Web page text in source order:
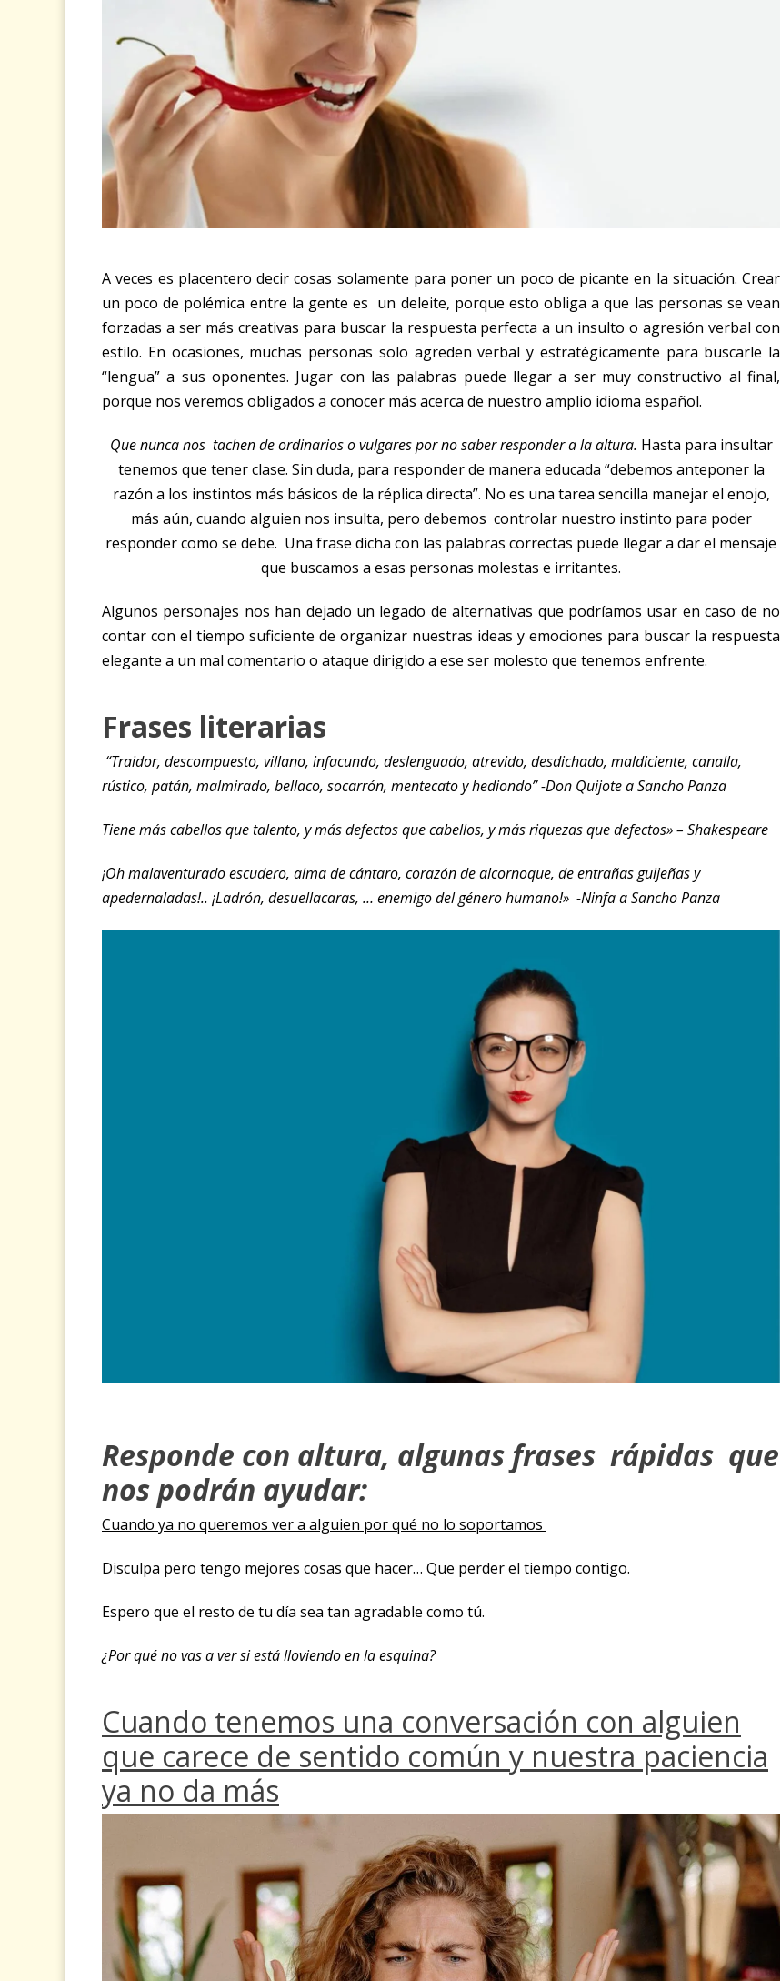
A veces es placentero decir cosas solamente para poner un poco de picante en la situación. Crear
un poco de polémica entre la gente es un deleite, porque esto obliga a que las personas se vean
forzadas a ser más creativas para buscar la respuesta perfecta a un insulto o agresión verbal con
estilo. En ocasiones, muchas personas solo agreden verbal y estratégicamente para buscarle la
“lengua” a sus oponentes. Jugar con las palabras puede llegar a ser muy constructivo al final,
porque nos veremos obligados a conocer más acerca de nuestro amplio idioma español.
Que nunca nos tachen de ordinarios o vulgares por no saber responder a la altura. Hasta para insultar
tenemos que tener clase. Sin duda, para responder de manera educada “debemos anteponer la
razón a los instintos más básicos de la réplica directa”. No es una tarea sencilla manejar el enojo,
más aún, cuando alguien nos insulta, pero debemos controlar nuestro instinto para poder
responder como se debe. Una frase dicha con las palabras correctas puede llegar a dar el mensaje
que buscamos a esas personas molestas e irritantes.
Algunos personajes nos han dejado un legado de alternativas que podríamos usar en caso de no
contar con el tiempo suficiente de organizar nuestras ideas y emociones para buscar la respuesta
elegante a un mal comentario o ataque dirigido a ese ser molesto que tenemos enfrente.
Frases literarias
“Traidor, descompuesto, villano, infacundo, deslenguado, atrevido, desdichado, maldiciente, canalla,
rústico, patán, malmirado, bellaco, socarrón, mentecato y hediondo” -Don Quijote a Sancho Panza
Tiene más cabellos que talento, y más defectos que cabellos, y más riquezas que defectos» – Shakespeare
¡Oh malaventurado escudero, alma de cántaro, corazón de alcornoque, de entrañas guijeñas y
apedernaladas!.. ¡Ladrón, desuellacaras, … enemigo del género humano!» -Ninfa a Sancho Panza
Responde con altura, algunas frases rápidas que
nos podrán ayudar:
Cuando ya no queremos ver a alguien por qué no lo soportamos
Disculpa pero tengo mejores cosas que hacer… Que perder el tiempo contigo.
Espero que el resto de tu día sea tan agradable como tú.
¿Por qué no vas a ver si está lloviendo en la esquina?
Cuando tenemos una conversación con alguien
que carece de sentido común y nuestra paciencia
ya no da más